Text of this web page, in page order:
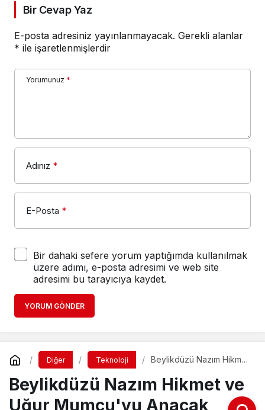
Bir Cevap Yaz
E-posta adresiniz yayınlanmayacak. Gerekli alanlar
* ile işaretlenmişlerdir
Yorumunuz *
Adınız *
E-Posta *
Bir dahaki sefere yorum yaptığımda kullanılmak
üzere adımı, e-posta adresimi ve web site
adresimi bu tarayıcıya kaydet.
YORUM GÖNDER
Diğer Teknoloji
Beylikdüzü Nazım Hikmet
Anacak
Beylikdüzü Nazım Hikmet ve
Uğur Mumcu'yu Anacak